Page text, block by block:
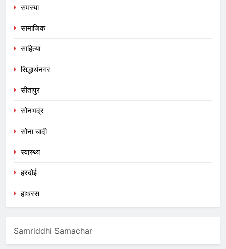
समस्या
सामाजिक
साहित्या
सिद्धार्थनगर
सीतापुर
सोनभद्र
सोना चादी
स्वास्थ्य
हरदोई
हाथरस
Samriddhi Samachar